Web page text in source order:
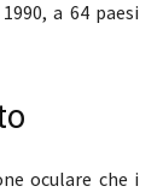
a 64 paesi
oculare che i